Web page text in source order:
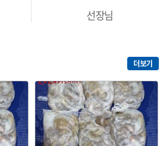
선장님
더보기